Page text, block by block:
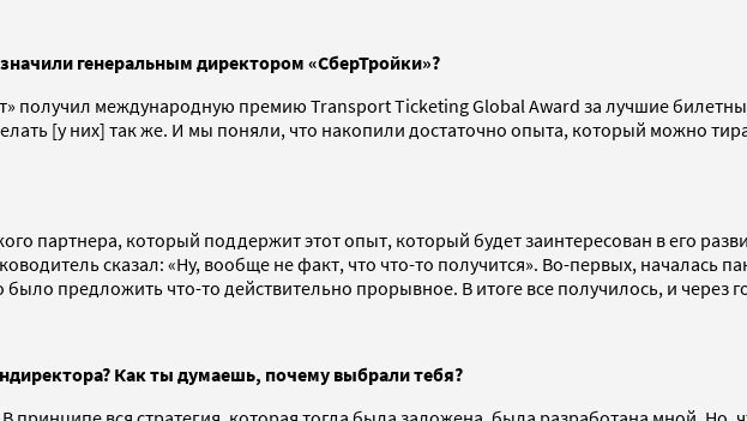
генеральным директором «СберТройки»?
получил международную премию Transport Ticketing Global Award за лучшие
[у них] так же. И мы поняли, что накопили достаточно опыта, который можно
партнера, который поддержит этот опыт, который будет заинтересован в его
сказал: «Ну, вообще не факт, что что-то получится». Во-первых, началась
предложить что-то действительно прорывное. В итоге все получилось, и через
Как ты думаешь, почему выбрали тебя?